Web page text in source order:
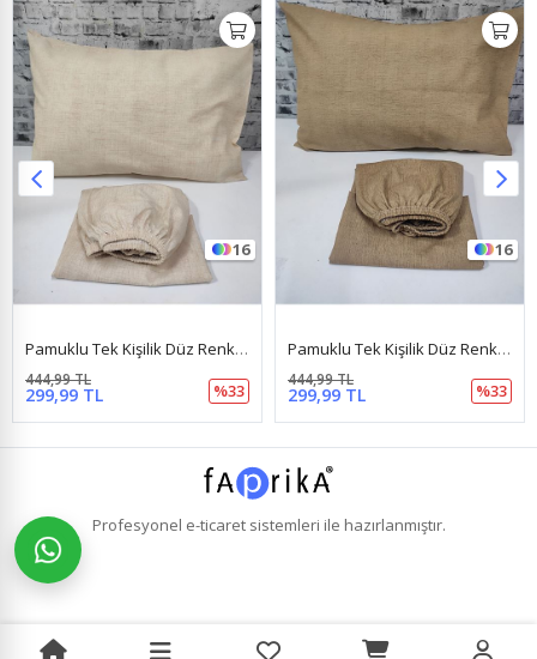
16
Pamuklu Tek Kişilik Düz Renk Lastikli Çarşaf Takımı Krem
299,99 TL
444,99 TL
%33
16
Pamuklu Tek Kişilik Düz Renk Lastikli Çarşaf Takımı Kahverengi
299,99 TL
444,99 TL
%33
Profesyonel e-ticaretsistemleri ile hazırlanmıştır.